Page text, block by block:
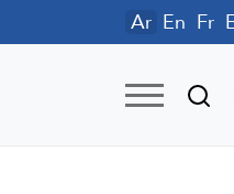
Ar En Fr